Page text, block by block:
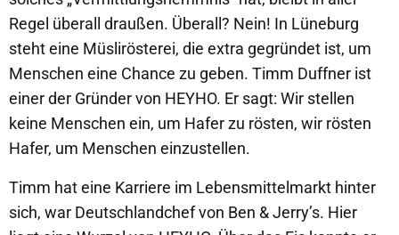
Regel überall draußen. Überall? Nein! In Lüneburg
steht eine Müslirösterei, die extra gegründet ist, um
Menschen eine Chance zu geben. Timm Duffner ist
einer der Gründer von HEYHO. Er sagt: Wir stellen
keine Menschen ein, um Hafer zu rösten, wir rösten
Hafer, um Menschen einzustellen.
Timm hat eine Karriere im Lebensmittelmarkt hinter
sich, war Deutschlandchef von Ben & Jerry’s. Hier